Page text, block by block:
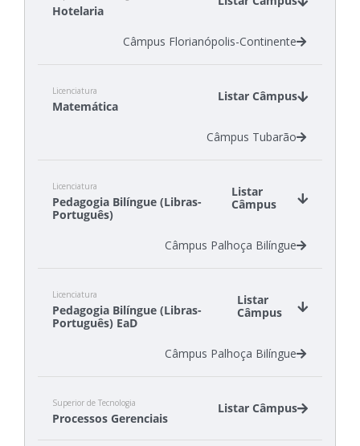
Hotelaria
Câmpus Florianópolis-Continente
Licenciatura
Matemática
Listar Câmpus
Câmpus Tubarão
Licenciatura
Pedagogia Bilíngue (Libras-
Português)
Listar
Câmpus
Câmpus Palhoça Bilíngue
Licenciatura
Pedagogia Bilíngue (Libras-
Português) EaD
Listar
Câmpus
Câmpus Palhoça Bilíngue
Superior de Tecnologia
Processos Gerenciais
Listar Câmpus